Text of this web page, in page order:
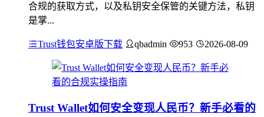
合规的获取方式，以及私钥安全保管的关键方法，私钥
是掌...
Trust钱包安卓版下载 qbadmin 953 2026-08-09
Trust Wallet如何安全变现人民币？新手必看的